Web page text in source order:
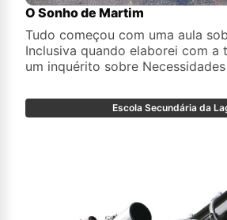
O Sonho de Martim
Tudo começou com uma aula
Inclusiva quando elaborei com a
um inquérito sobre
Escola Secundária da